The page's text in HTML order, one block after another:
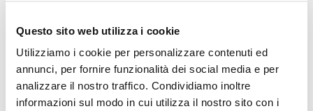
Questo sito web utilizza i cookie
Utilizziamo i cookie per personalizzare contenuti ed
annunci, per fornire funzionalità dei social media e per
analizzare il nostro traffico. Condividiamo inoltre
informazioni sul modo in cui utilizza il nostro sito con i
Introducing the Meisterstück card holder 3cc, a
stylish accessory from the capsule collection
celebrating 100 Years of Meisterstück craftsmanship.
Crafted from black leather with captivating